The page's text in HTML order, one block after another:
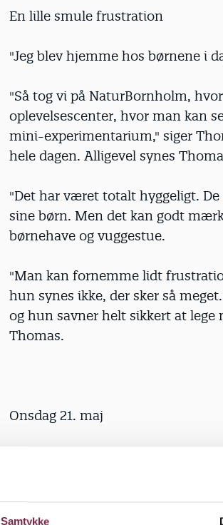
Samtykke
En lille smule frustration
"Jeg blev hjemme hos børnene i
"Så tog vi på NaturBornholm,
oplevelsescenter, hvor man kan
mini-experimentarium," siger
hele dagen. Alligevel synes
"Det har været totalt hyggeligt.
sine børn. Men det kan godt
børnehave og vuggestue.
"Man kan fornemme lidt
hun synes ikke, der sker så
og hun savner helt sikkert at lege
Thomas.
Onsdag 21. maj
Thomas' bekymringer blev gjort til